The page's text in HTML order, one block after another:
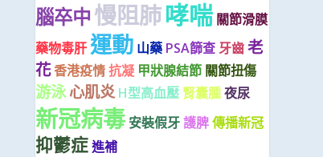
腦卒中慢阻肺哮喘 關節滑膜
藥物毒肝運動 山藥 PSA篩查牙齒老
花香港疫情抗凝 甲狀腺結節 關節扭傷
游泳心肌炎 H型高血壓 腎囊腫夜尿
新冠病毒 安裝假牙護脾傳播新冠
抑鬱症進補